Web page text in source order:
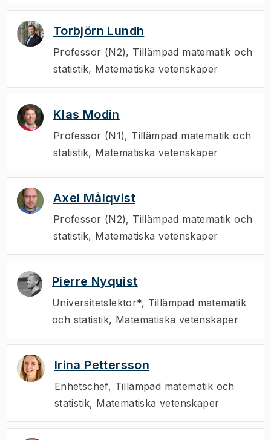
Torbjörn Lundh
Professor (N2), Tillämpad matematik och
statistik, Matematiska vetenskaper
Klas Modin
Professor (N1), Tillämpad matematik och
statistik, Matematiska vetenskaper
Axel Målqvist
Professor (N2), Tillämpad matematik och
statistik, Matematiska vetenskaper
Pierre Nyquist
Universitetslektor*, Tillämpad matematik
och statistik, Matematiska vetenskaper
Irina Pettersson
Enhetschef, Tillämpad matematik och
statistik, Matematiska vetenskaper